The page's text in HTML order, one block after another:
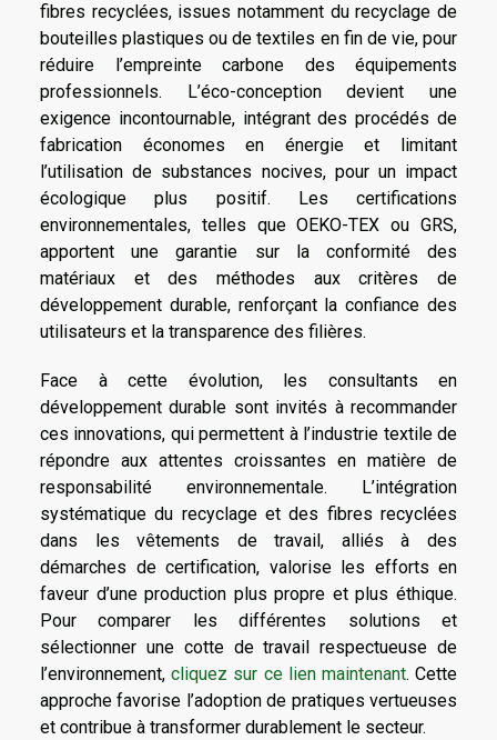
fibres recyclées, issues notamment du recyclage de
bouteilles plastiques ou de textiles en fin de vie, pour
réduire l’empreinte carbone des équipements
professionnels. L’éco-conception devient une
exigence incontournable, intégrant des procédés de
fabrication économes en énergie et limitant
l’utilisation de substances nocives, pour un impact
écologique plus positif. Les certifications
environnementales, telles que OEKO-TEX ou GRS,
apportent une garantie sur la conformité des
matériaux et des méthodes aux critères de
développement durable, renforçant la confiance des
utilisateurs et la transparence des filières.
Face à cette évolution, les consultants en
développement durable sont invités à recommander
ces innovations, qui permettent à l’industrie textile de
répondre aux attentes croissantes en matière de
responsabilité environnementale. L’intégration
systématique du recyclage et des fibres recyclées
dans les vêtements de travail, alliés à des
démarches de certification, valorise les efforts en
faveur d’une production plus propre et plus éthique.
Pour comparer les différentes solutions et
sélectionner une cotte de travail respectueuse de
l’environnement,cliquez sur ce lien maintenant. Cette
approche favorise l’adoption de pratiques vertueuses
et contribue à transformer durablement le secteur.